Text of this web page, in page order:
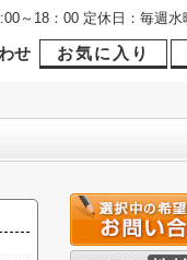
～18：00 定休日：毎週水
せ お気に入り